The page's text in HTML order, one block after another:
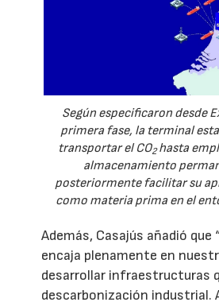
Según especificaron desde
primera fase, la terminal
transportar el CO2hasta
almacenamiento
posteriormente facilitar su
como materia prima en el
Además, Casajús añadió
encaja plenamente en
desarrollar infraestructuras
descarbonización industrial.